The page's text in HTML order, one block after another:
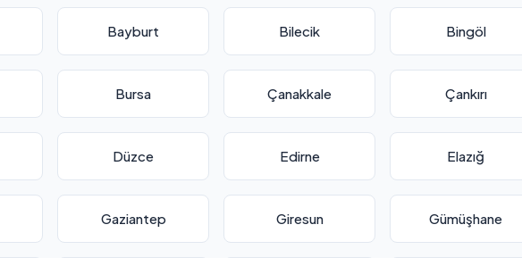
Bayburt Bilecik Bingöl
Bursa Çanakkale Çankırı
Düzce Edirne Elazığ
Gaziantep Giresun Gümüşhane